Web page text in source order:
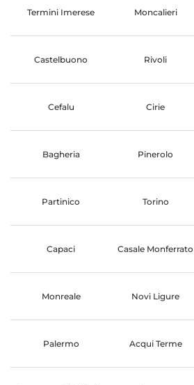
Termini Imerese Moncalieri
Castelbuono Rivoli
Cefalu Cirie
Bagheria Pinerolo
Partinico Torino
Capaci Casale Monferrato
Monreale Novi Ligure
Palermo Acqui Terme